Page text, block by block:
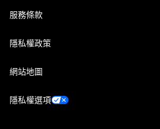
服務條款
隱私權政策
網站地圖
隱私權選項